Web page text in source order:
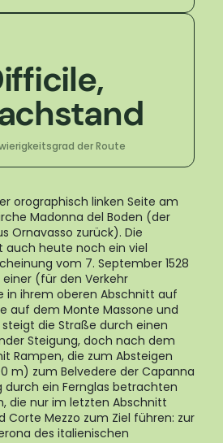
der Route
orographisch linken Seite am
Madonna del Boden (der
Ornavasso zurück). Die
auch heute noch ein viel
vom 7. September 1528
(für den Verkehr
in ihrem oberen Abschnitt auf
auf dem Monte Massone und
die Straße durch einen
Steigung, doch nach dem
Rampen, die zum Absteigen
m) zum Belvedere der Capanna
ein Fernglas betrachten
die nur im letzten Abschnitt
Corte Mezzo zum Ziel führen: zur
des italienischen